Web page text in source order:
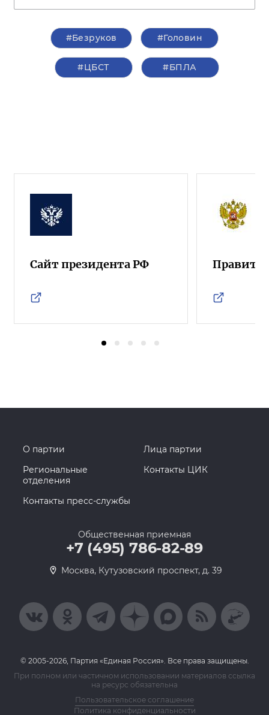
#Безруков #Головин
#ЦБСТ #БПЛА
Сайт президента РФ
О партии
Лица партии
Региональные
отделения
Контакты ЦИК
Контакты пресс-службы
Общественная приемная
+7 (495) 786-82-89
Москва, Кутузовский проспект, д. 39
© 2005-2026, Партия «Единая Россия». Все права защищены.
При полном или частичном использовании материалов ссылка
на ресурс обязательна
Пользовательское соглашение
Политика конфиденциальности